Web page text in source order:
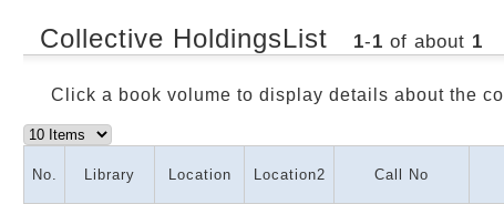
Collective HoldingsList 1-1 of about 1
Click a book volume to display details about the
No. Library Location Location2 Call No